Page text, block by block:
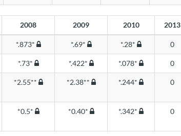
2008 2009 2010 2013
*.873* *.69* *.28* 0
*.73* *.422* *.078* 0
*2.55** *2.38** *.244* 0
*0.5* *0.40* *.342* 0